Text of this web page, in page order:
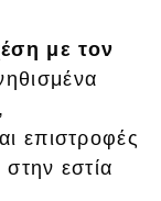
με τον
επιστροφές
εστία